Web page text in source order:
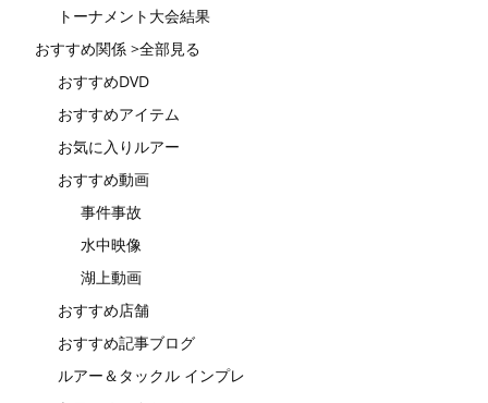
トーナメント大会結果
おすすめ関係 >全部見る
おすすめDVD
おすすめアイテム
お気に入りルアー
おすすめ動画
事件事故
水中映像
湖上動画
おすすめ店舗
おすすめ記事ブログ
ルアー＆タックル インプレ